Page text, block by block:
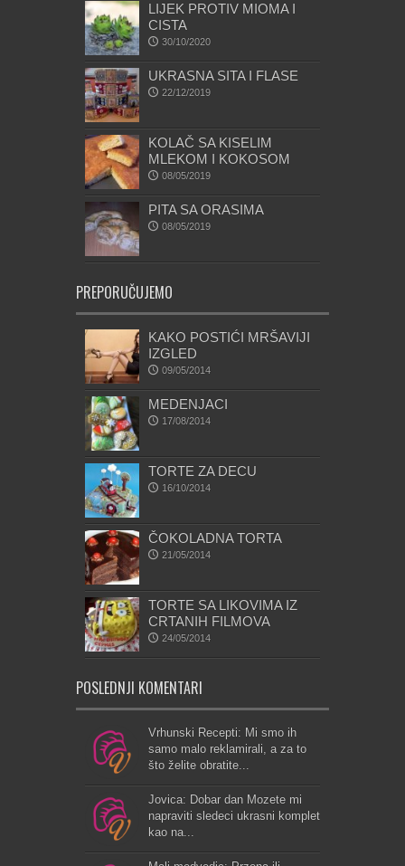
LIJEK PROTIV MIOMA I
CISTA
30/10/2020
UKRASNA SITA I FLASE
22/12/2019
KOLAČ SA KISELIM
MLEKOM I KOKOSOM
08/05/2019
PITA SA ORASIMA
08/05/2019
PREPORUČUJEMO
KAKO POSTIĆI MRŠAVIJI
IZGLED
09/05/2014
MEDENJACI
17/08/2014
TORTE ZA DECU
16/10/2014
ČOKOLADNA TORTA
21/05/2014
TORTE SA LIKOVIMA IZ
CRTANIH FILMOVA
24/05/2014
POSLEDNJI KOMENTARI
Vrhunski Recepti: Mi smo ih
samo malo reklamirali, a za to
što želite obratite...
Jovica: Dobar dan Mozete mi
napraviti sledeci ukrasni komplet
kao na...